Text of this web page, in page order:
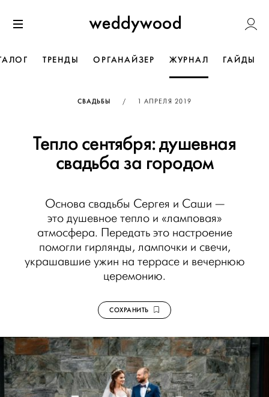
к содержанию
Weddywood
ТРЕНДЫ ОРГАНАЙЗЕР ЖУРНАЛ ГАЙДЫ
СВАДЬБЫ / ОПУБЛИКОВАНО
1 АПРЕЛЯ 2019
Тепло сентября: душевная
свадьба за городом
Основа свадьбы Сергея и Саши —
это душевное тепло и «ламповая»
атмосфера. Передать это настроение
помогли гирлянды, лампочки и свечи,
украшавшие ужин на террасе и вечернюю
церемонию.
СОХРАНИТЬ